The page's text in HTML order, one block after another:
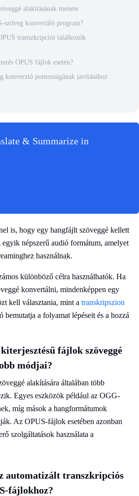
alakításának menete
szöveg konvertáló program?
transzkripciót találkozók
OPUS fájlok esetén?
konverzió pontosságának javításához
& Summarize in
is, hogy egy hangfájlt szöveggé kellett
népszerű audió formátum, amelyet
használnak.
különböző célra használhatók. Ha
konvertálni, mindenképpen egy
kell választania, mint a transkripszion
bemutatja a folyamat lépéseit és a hozzá
fájlok szöveggé
módjai?
alakítására általában több
Egyes eszközök például az OGG-
míg mások a hangformátumok
Az OPUS-fájlok esetében azonban
szolgáltatások használata a
automatizált transzkripciós
fájlokhoz?